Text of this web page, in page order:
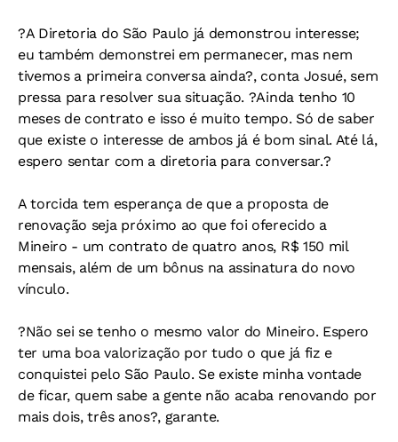
?A Diretoria do São Paulo já demonstrou interesse;
eu também demonstrei em permanecer, mas nem
tivemos a primeira conversa ainda?, conta Josué, sem
pressa para resolver sua situação. ?Ainda tenho 10
meses de contrato e isso é muito tempo. Só de saber
que existe o interesse de ambos já é bom sinal. Até lá,
espero sentar com a diretoria para conversar.?
A torcida tem esperança de que a proposta de
renovação seja próximo ao que foi oferecido a
Mineiro - um contrato de quatro anos, R$ 150 mil
mensais, além de um bônus na assinatura do novo
vínculo.
?Não sei se tenho o mesmo valor do Mineiro. Espero
ter uma boa valorização por tudo o que já fiz e
conquistei pelo São Paulo. Se existe minha vontade
de ficar, quem sabe a gente não acaba renovando por
mais dois, três anos?, garante.